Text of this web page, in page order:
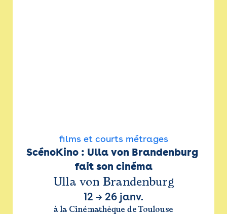
films et courts métrages
ScénoKino : Ulla von Brandenburg
fait son cinéma
Ulla von Brandenburg
12 → 26 janv.
à la Cinémathèque de Toulouse